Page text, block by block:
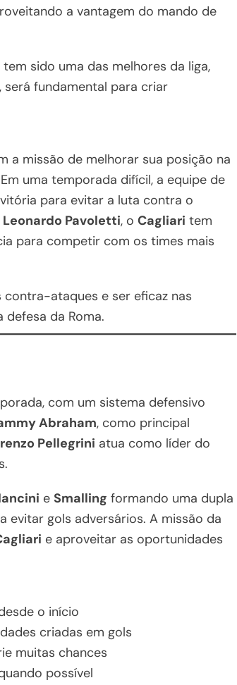
a vantagem do mando de
tem sido uma das melhores da liga,
, será fundamental para criar
a missão de melhorar sua posição na
uma temporada difícil, a equipe de
para evitar a luta contra o
Leonardo Pavoletti, o Cagliari tem
para competir com os times mais
ataques e ser eficaz nas
da Roma.
com um sistema defensivo
Abraham, como principal
Pellegrini atua como líder do
e Smalling formando uma dupla
evitar gols adversários. A missão da
e aproveitar as oportunidades
o início
criadas em gols
muitas chances
possível